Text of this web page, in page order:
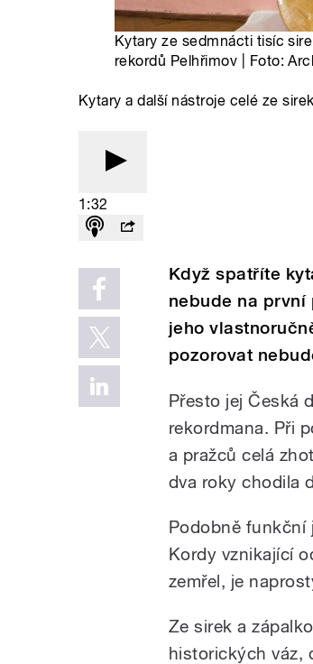
Kytary ze sedmnácti tisíc
rekordů Pelhřimov | Foto:
Kytary a další nástroje celé ze
1:32
Když spatříte
nebude na první
jeho
pozorovat
Přesto jej Česká
rekordmana. Při
a pražců celá
dva roky chodila
Podobně funkční
Kordy vznikající
zemřel, je
Ze sirek a
historických váz,